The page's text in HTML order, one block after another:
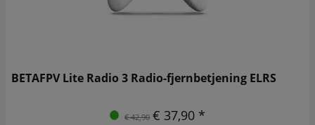
BETAFPV Lite Radio 3 Radio-fjernbetjening ELRS
€ 42,90 € 37,90 *